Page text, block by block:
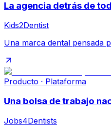
La agencia detrás de
Kids2Dentist
Una marca dental pensada
Producto · Plataforma
Una bolsa de trabajo
Jobs4Dentists